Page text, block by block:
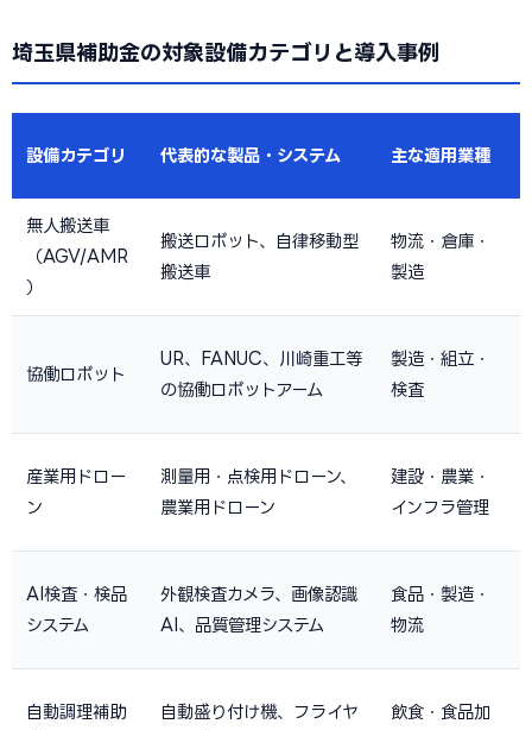
埼玉県補助金の対象設備カテゴリと導入事例
設備カテゴリ 代表的な製品・システム 主な適用業種
無人搬送車
（AGV/AMR
）
搬送ロボット、自律移動型
搬送車
物流・倉庫・
製造
協働ロボット
UR、FANUC、川崎重工等
の協働ロボットアーム
製造・組立・
検査
産業用ドロー
ン
測量用・点検用ドローン、
農業用ドローン
建設・農業・
インフラ管理
AI検査・検品
システム
外観検査カメラ、画像認識
AI、品質管理システム
食品・製造・
物流
自動調理補助
自動盛り付け機、フライヤ
飲食・食品加